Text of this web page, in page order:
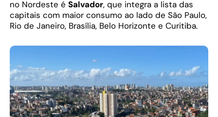
no Nordeste é Salvador, que integra a lista das
capitais com maior consumo ao lado de São Paulo,
Rio de Janeiro, Brasília, Belo Horizonte e Curitiba.